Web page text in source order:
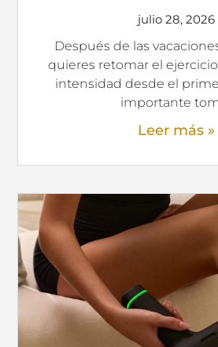
julio 28, 2026
Después de las
quieres retomar el
intensidad desde el
importante
Leer más »